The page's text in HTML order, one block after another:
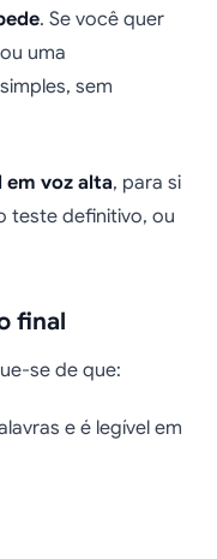
. Se você quer
uma
sem
em voz alta, para si
teste definitivo, ou
final
se de que:
e é legível em